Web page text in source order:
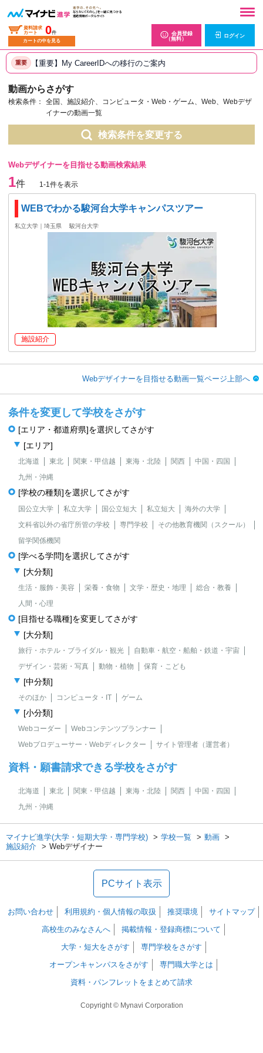
資料請求
カート
0件
カートの中を見る
会員登録
（無料）
ログイン
重要 【重要】My CareerIDへの移行のご案内
動画からさがす
検索条件：
全国、施設紹介、コンピュータ・Web・ゲーム、Web、Webデザ
イナーの動画一覧
検索条件を変更する
Webデザイナーを目指せる動画検索結果
1件 1-1件を表示
WEBでわかる駿河台大学キャンパスツアー
私立大学｜埼玉県 駿河台大学
施設紹介
Webデザイナーを目指せる動画一覧ページ上部へ
条件を変更して学校をさがす
[エリア・都道府県]を選択してさがす
[エリア]
北海道 東北 関東・甲信越 東海・北陸 関西
中国・四国
九州・沖縄
[学校の種類]を選択してさがす
国公立大学 私立大学 国公立短大 私立短大
海外の大学
文科省以外の省庁所管の学校
専門学校
その他教育機関（スクール）
留学関係機関
[学べる学問]を選択してさがす
[大分類]
生活・服飾・美容 栄養・食物 文学・歴史・地理
総合・教養
人間・心理
[目指せる職種]を変更してさがす
[大分類]
旅行・ホテル・ブライダル・観光
自動車・航空・船舶・鉄道・宇宙
デザイン・芸術・写真
動物・植物 保育・こども
[中分類]
そのほか コンピュータ・IT ゲーム
[小分類]
Webコーダー
Webコンテンツプランナー
Webプロデューサー・Webディレクター
サイト管理者（運営者）
資料・願書請求できる学校をさがす
北海道 東北 関東・甲信越 東海・北陸 関西
中国・四国
九州・沖縄
マイナビ進学(大学・短期大学・専門学校) 学校一覧
動画
施設紹介
Webデザイナー
PCサイト表示
お問い合わせ 利用規約・個人情報の取扱 推奨環境
サイトマップ
高校生のみなさんへ
掲載情報・登録商標について
大学・短大をさがす
専門学校をさがす
オープンキャンパスをさがす
専門職大学とは
資料・パンフレットをまとめて請求
Copyright © Mynavi Corporation